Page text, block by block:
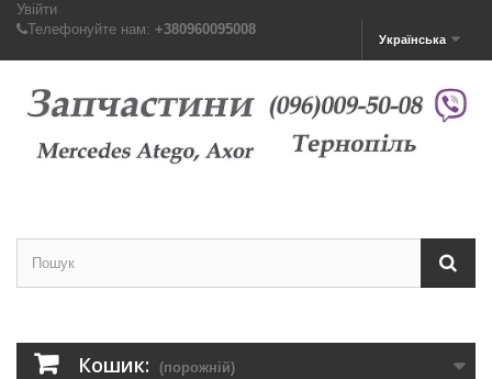
Увійти
Українська
Телефонуйте нам: +380960095008
Кошик: (порожній)